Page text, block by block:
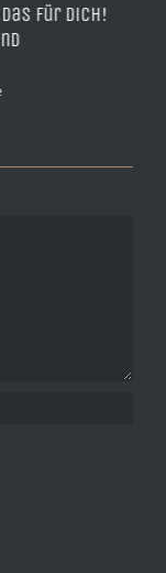
TDH951Y-